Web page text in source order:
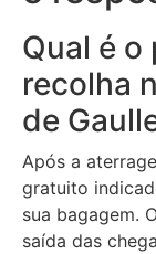
Qual é
recolha
de
Após a
gratuito
sua bagagem.
saída das